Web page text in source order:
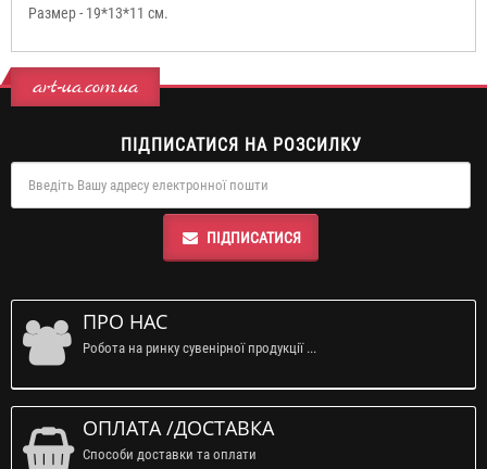
Размер - 19*13*11 см.
art-ua.com.ua
ПІДПИСАТИСЯ НА РОЗСИЛКУ
ПІДПИСАТИСЯ
ПРО НАС
Робота на ринку сувенірної продукції ...
ОПЛАТА /ДОСТАВКА
Способи доставки та оплати